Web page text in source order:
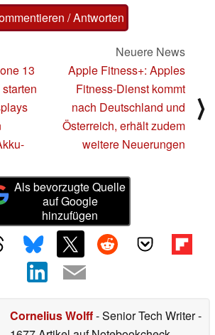
/ Antworten
13
Neuere News
Apple Fitness+: Apples
Fitness-Dienst kommt
nach Deutschland und
Österreich, erhält zudem
weitere Neuerungen
⟩
Als bevorzugte Quelle
auf Google
hinzufügen
Cornelius Wolff- Senior Tech Writer-